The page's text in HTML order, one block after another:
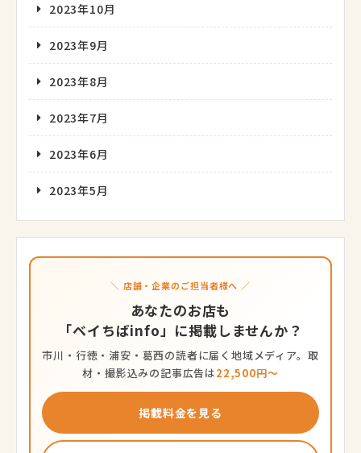
2023年10月
2023年9月
2023年8月
2023年7月
2023年6月
2023年5月
＼ 店舗・企業のご担当者様へ ／
あなたのお店も
「ベイちばinfo」に掲載しませんか？
市川・行徳・浦安・葛西の読者に届く地域メディア。取
材・撮影込みの記事広告は22,500円〜
掲載料金を見る